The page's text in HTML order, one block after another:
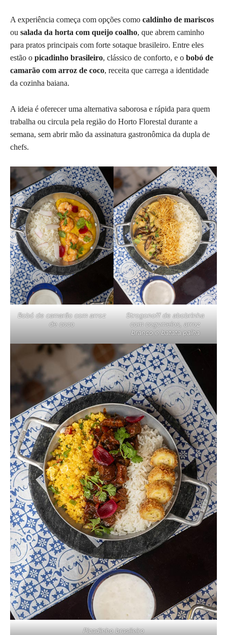
A experiência começa com opções como caldinho de mariscos
ou salada da horta com queijo coalho, que abrem caminho
para pratos principais com forte sotaque brasileiro. Entre eles
estão o picadinho brasileiro, clássico de conforto, e o bobó de
camarão com arroz de coco, receita que carrega a identidade
da cozinha baiana.
A ideia é oferecer uma alternativa saborosa e rápida para quem
trabalha ou circula pela região do Horto Florestal durante a
semana, sem abrir mão da assinatura gastronômica da dupla de
chefs.
Bobó de camarão com arroz
de coco
Strogonoff de abobrinha
com cogumelos, arroz
branco e batata palha
Picadinho brasileiro